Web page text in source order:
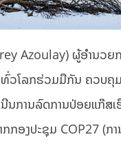
Azoulay) ຜູ້ອໍານວຍ
ວໂລກຮ່ວມມືກັນ ຄວບຄຸ
ນີນການລົດການປ່ອຍແກ໊
ກອງປະຊຸມ COP27 (